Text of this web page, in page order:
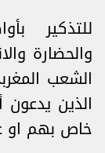
للتذكير
والحضارة
الشعب
الذين
خاص بهم او